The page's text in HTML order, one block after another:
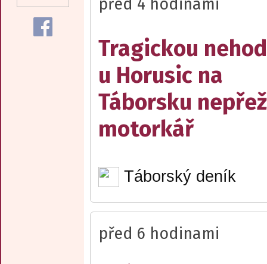
před 4 hodinami
Tragickou
u Horusic na
Táborsku
motorkář
Táborský deník
před 6 hodinami